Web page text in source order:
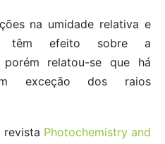
na umidade relativa e
têm efeito sobre a
relatou-se que há
exceção dos raios
revista Photochemistry and